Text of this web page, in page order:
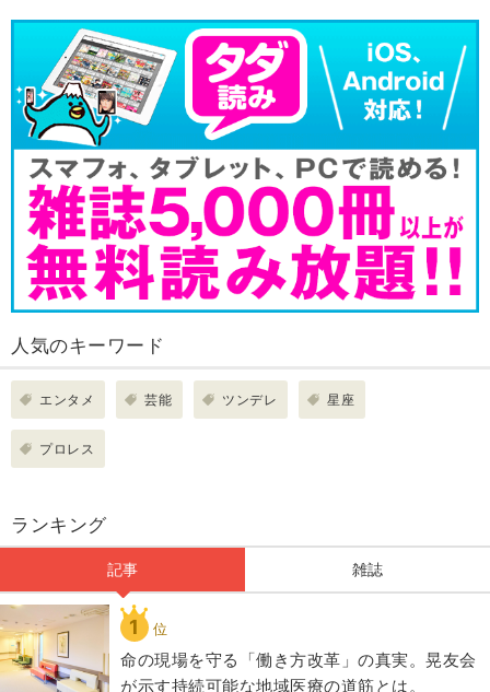
人気のキーワード
エンタメ 芸能 ツンデレ 星座
プロレス
ランキング
記事 雑誌
1 位
​命の現場を守る「働き方改革」の真実。晃友会
が示す持続可能な地域医療の道筋とは。